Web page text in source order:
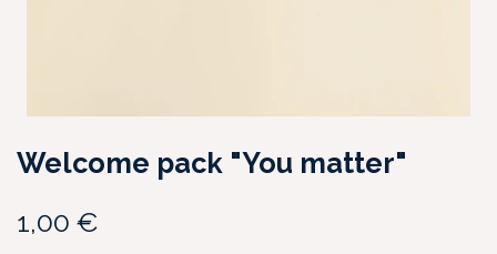
Welcome pack "You matter"
1,00 €